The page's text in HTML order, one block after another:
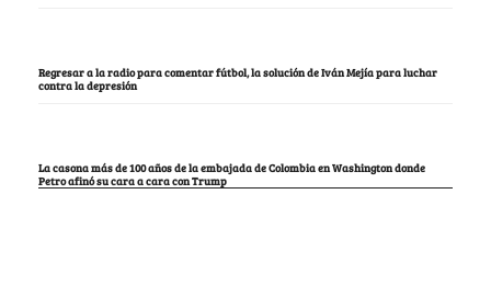
Regresar a la radio para comentar fútbol, la solución de Iván Mejía para luchar
contra la depresión
La casona más de 100 años de la embajada de Colombia en Washington donde
Petro afinó su cara a cara con Trump